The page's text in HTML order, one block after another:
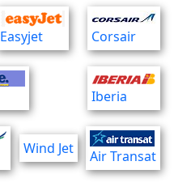
Easyjet Corsair
Iberia
Wind Jet Air Transat